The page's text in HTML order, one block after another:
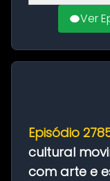
Ver
Episódio
cultural
com arte e